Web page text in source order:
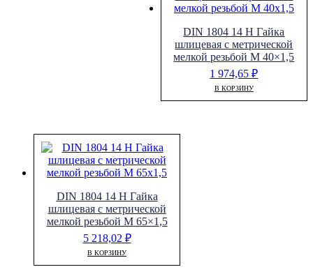
DIN 1804 14 H Гайка
шлицевая с метрической
мелкой резьбой M 40×1,5
1 974,65₽
В КОРЗИНУ
DIN 1804 14 H Гайка
шлицевая с метрической
мелкой резьбой M 65×1,5
5 218,02 ₽
В КОРЗИНУ